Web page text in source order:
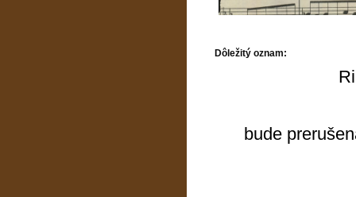
Dôležitý oznam:
bude